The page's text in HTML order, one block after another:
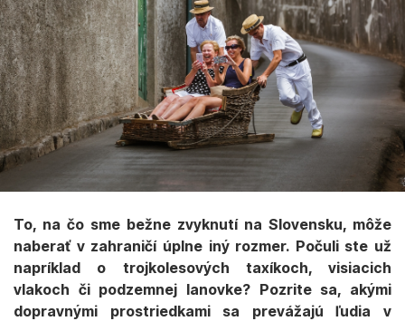
To, na čo sme bežne zvyknutí na Slovensku, môže
naberať v zahraničí úplne iný rozmer. Počuli ste už
napríklad o trojkolesových taxíkoch, visiacich
vlakoch či podzemnej lanovke? Pozrite sa, akými
dopravnými prostriedkami sa prevážajú ľudia v